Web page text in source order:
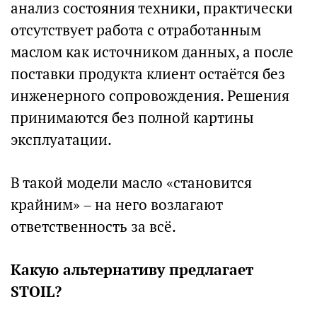
анализ состояния техники, практически
отсутствует работа с отработанным
маслом как источником данных, а после
поставки продукта клиент остаётся без
инженерного сопровождения. Решения
принимаются без полной картины
эксплуатации.
В такой модели масло «становится
крайним» – на него возлагают
ответственность за всё.
Какую альтернативу предлагает
STOIL?